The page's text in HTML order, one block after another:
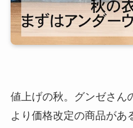
値上げの秋。グンゼさん
より価格改定の商品があ